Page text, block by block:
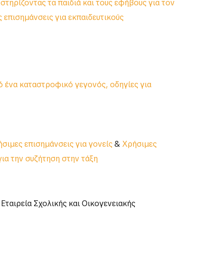
τα παιδιά και τους εφήβους για τον
για εκπαιδευτικούς
ένα καταστροφικό γεγονός, οδηγίες για
επισημάνσεις για γονείς& Χρήσιμες
την συζήτηση στην τάξη
Σχολικής και Οικογενειακής